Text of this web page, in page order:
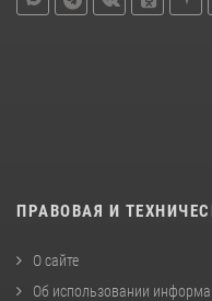
ПРАВОВАЯ И
О сайте
Об использовании